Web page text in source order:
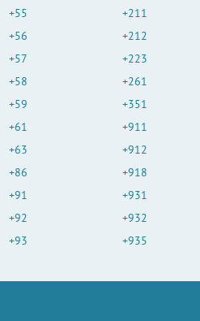
+55
+56
+57
+58
+59
+61
+63
+86
+91
+92
+93
+211
+212
+223
+261
+351
+911
+912
+918
+931
+932
+935